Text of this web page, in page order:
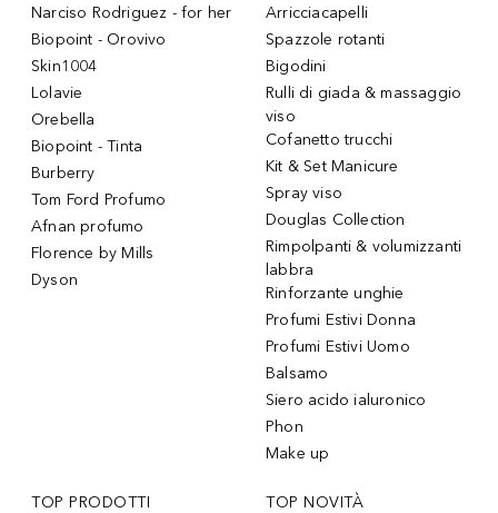
Narciso Rodriguez - for her
Biopoint - Orovivo
Skin1004
Lolavie
Orebella
Biopoint - Tinta
Burberry
Tom Ford Profumo
Afnan profumo
Florence by Mills
Dyson
Arricciacapelli
Spazzole rotanti
Bigodini
Rulli di giada & massaggio
viso
Cofanetto trucchi
Kit & Set Manicure
Spray viso
Douglas Collection
Rimpolpanti & volumizzanti
labbra
Rinforzante unghie
Profumi Estivi Donna
Profumi Estivi Uomo
Balsamo
Siero acido ialuronico
Phon
Make up
TOP PRODOTTI TOP NOVITÀ